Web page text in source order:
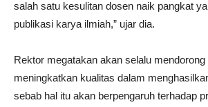
salah satu kesulitan dosen naik pangkat
publikasi karya ilmiah,” ujar dia.
Rektor megatakan akan selalu
meningkatkan kualitas dalam
sebab hal itu akan berpengaruh terhadap